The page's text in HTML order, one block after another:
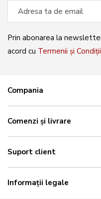
Prin abonarea la
acord cu Termenii și
Compania
Comenzi și livrare
Suport client
Informații legale